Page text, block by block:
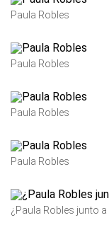
Paula Robles
Paula Robles
Paula Robles
Paula Robles
¿Paula Robles junto